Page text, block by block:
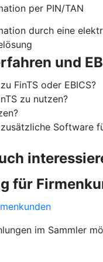
per PIN/TAN
durch eine
und
FinTS oder EBICS?
zu nutzen?
Software
für
im Sammler